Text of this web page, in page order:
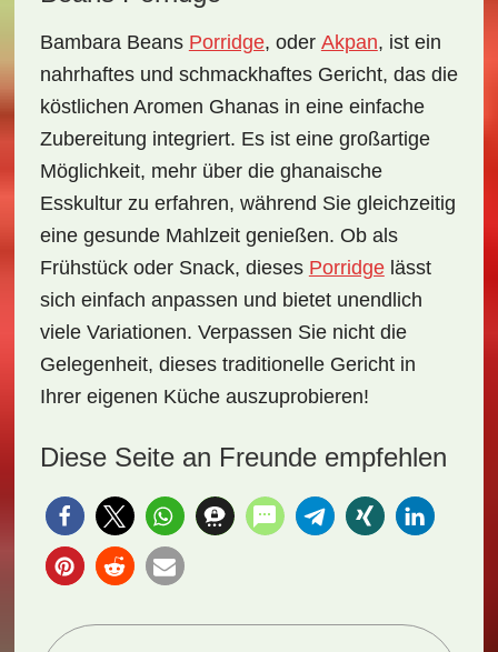
Bambara Beans Porridge, oder Akpan, ist ein
nahrhaftes und schmackhaftes Gericht, das die
köstlichen Aromen Ghanas in eine einfache
Zubereitung integriert. Es ist eine großartige
Möglichkeit, mehr über die ghanaische
Esskultur zu erfahren, während Sie gleichzeitig
eine gesunde Mahlzeit genießen. Ob als
Frühstück oder Snack, dieses Porridgelässt
sich einfach anpassen und bietet unendlich
viele Variationen. Verpassen Sie nicht die
Gelegenheit, dieses traditionelle Gericht in
Ihrer eigenen Küche auszuprobieren!
Diese Seite an Freunde empfehlen